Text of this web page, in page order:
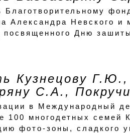
Александра Невского и
посвященного Дню
Кузнецову
С.А.,
в Международный
100 многодетных семей
фото-зоны, сладкого